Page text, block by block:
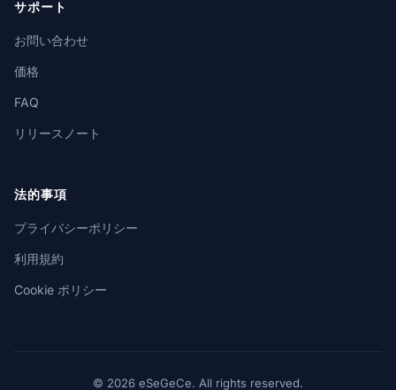
サポート
お問い合わせ
価格
FAQ
リリースノート
法的事項
プライバシーポリシー
利用規約
Cookie ポリシー
© 2026 eSeGeCe. All rights reserved.